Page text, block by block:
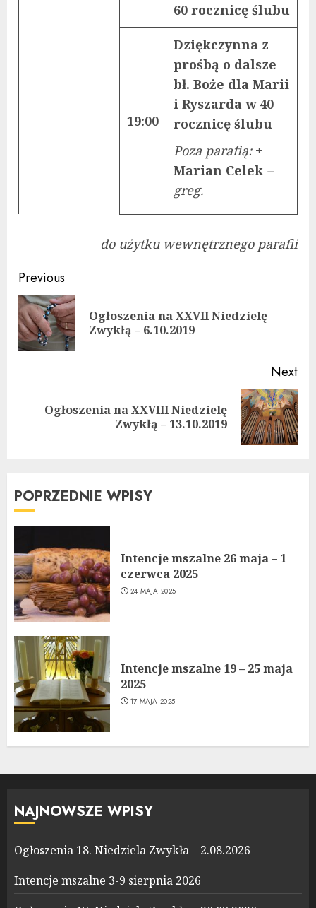
60 rocznicę ślubu
19:00
Dziękczynna z
prośbą o dalsze
bł. Boże dla Marii
i Ryszarda w 40
rocznicę ślubu
Poza parafią:+
Marian Celek –
greg.
do użytku wewnętrznego parafii
Continue
Reading
Previous
Ogłoszenia na XXVII Niedzielę
Zwykłą – 6.10.2019
Next
NextOgłoszenia na XXVIII Niedzielę
Zwykłą – 13.10.2019
POPRZEDNIE WPISY
Intencje mszalne 26 maja – 1
czerwca 2025
24 MAJA 2025
Intencje mszalne 19 – 25 maja
2025
17 MAJA 2025
NAJNOWSZE WPISY
Ogłoszenia 18. Niedziela Zwykła – 2.08.2026
Intencje mszalne 3-9 sierpnia 2026